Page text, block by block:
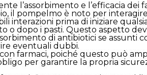
l’assorbimento e l’efficacia
il pompelmo è noto per
interazioni prima di iniziare
o dopo i pasti. Questo aspetto
di antibiotici se
eventuali dubbi.
farmaci, poiché questo può
per garantire la propria